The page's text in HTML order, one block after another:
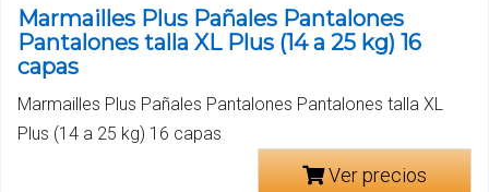
Marmailles Plus Pañales Pantalones
Pantalones talla XL Plus (14 a 25 kg) 16
capas
Marmailles Plus Pañales Pantalones Pantalones talla XL
Plus (14 a 25 kg) 16 capas
Ver precios